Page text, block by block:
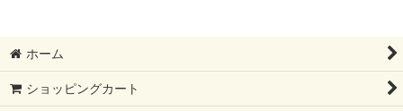
ホーム
ショッピングカート